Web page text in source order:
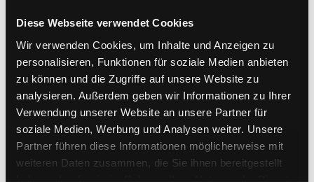
Diese Webseite verwendet Cookies
Wir verwenden Cookies, um Inhalte und Anzeigen zu
personalisieren, Funktionen für soziale Medien anbieten
zu können und die Zugriffe auf unsere Website zu
analysieren. Außerdem geben wir Informationen zu Ihrer
Verwendung unserer Website an unsere Partner für
soziale Medien, Werbung und Analysen weiter. Unsere
Partner führen diese Informationen möglicherweise mit
weiteren Daten zusammen, die Sie ihnen bereitgestellt
Ohne Schnittstelle müssen Unternehmen Produktdaten
meist manuell aus dem PIM exportieren, aufbereiten und
anschließend im Shop einpflegen. Dieser Prozess kostet
Zeit und erhöht das Fehlerrisiko.
Mit der Shop-Schnittstelle PIM MeDaPro läuft die
Übertragung automatisch. Die Produktpflege bleibt im
PIM, während der Webshop regelmäßig aktuelle Daten
erhält.